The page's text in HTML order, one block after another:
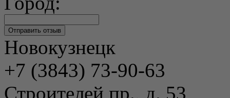
Новокузнецк
+7 (3843) 73-90-63
Строителей пр., д. 53